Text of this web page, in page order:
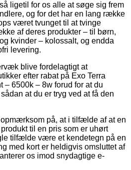
ligetil for os alle at søge sig frem
og for det har en lang række
været tvunget til at tvinge
af deres produkter – til børn,
kvinder – kolossalt, og endda
levering.
blive fordelagtigt at
efter rabat på Exo Terra
– 6500k – 8w forud for at du
at du er tryg ved at få den
på, at i tilfælde af at en
til en pris som er uhørt
tilfælde være et kendetegn på en
med kort er heldigvis omsluttet af
os imod snydagtige e-